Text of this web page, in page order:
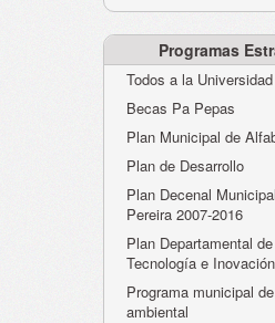
Humano-Cesantías
Programas
Todos a la
Becas Pa Pepas
Plan Municipal de
Plan de Desarrollo
Plan Decenal
Pereira 2007-2016
Plan Departamental
Tecnología e Inovación
Programa municipal
ambiental